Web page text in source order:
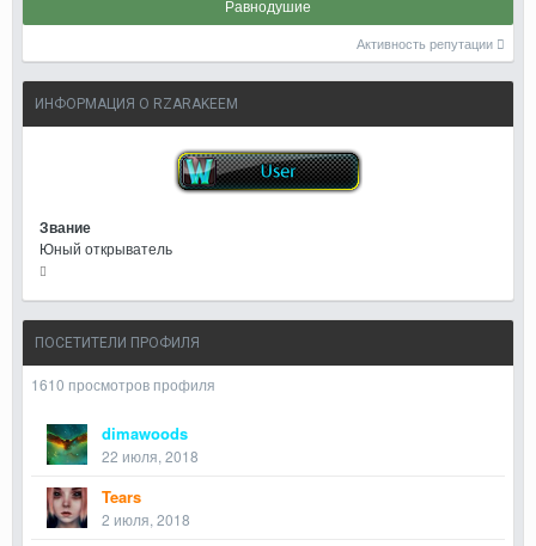
Равнодушие
Активность репутации
ИНФОРМАЦИЯ О RZARAKEEM
Звание
Юный открыватель
ПОСЕТИТЕЛИ ПРОФИЛЯ
1610 просмотров профиля
dimawoods
22 июля, 2018
Tears
2 июля, 2018